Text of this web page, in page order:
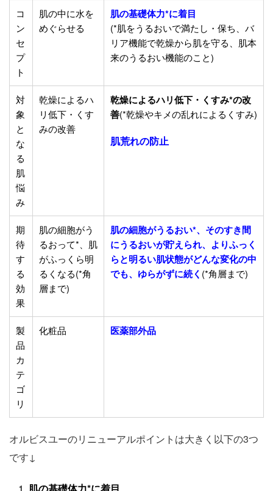
コ
ン
セ
プ
ト
肌の中に水を
めぐらせる
肌の基礎体力*に着目
(*肌をうるおいで満たし・保ち、バ
リア機能で乾燥から肌を守る、肌本
来のうるおい機能のこと)
対
象
と
な
る
肌
悩
み
乾燥によるハ
リ低下・くす
みの改善
乾燥によるハリ低下・くすみ*の改
善(*乾燥やキメの乱れによるくすみ)
肌荒れの防止
期
待
す
る
効
果
肌の細胞がう
るおって*、肌
がふっくら明
るくなる(*角
層まで)
肌の細胞がうるおい*、そのすき間
にうるおいが貯えられ、よりふっく
らと明るい肌状態がどんな変化の中
でも、ゆらがずに続く (*角層まで)
製
品
カ
テ
ゴ
リ
化粧品 医薬部外品
オルビスユーのリニューアルポイントは大きく以下の3つ
です↓
肌の基礎体力*に着目